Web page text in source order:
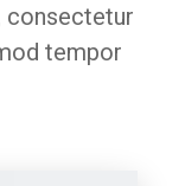
consectetur
tempor